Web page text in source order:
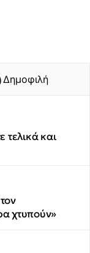
Δημοφιλή
τελικά και
χτυπούν»